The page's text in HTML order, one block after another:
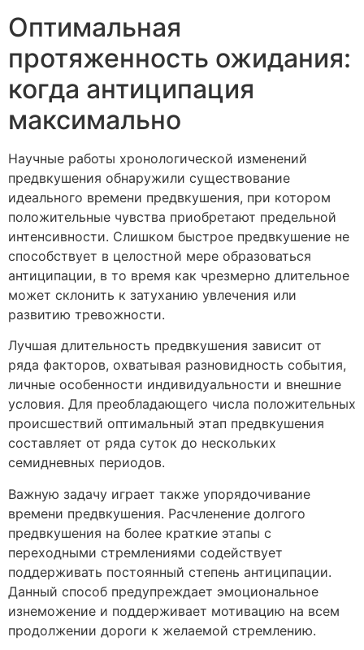
Оптимальная
протяженность ожидания:
когда антиципация
максимально
Научные работы хронологической изменений
предвкушения обнаружили существование
идеального времени предвкушения, при котором
положительные чувства приобретают предельной
интенсивности. Слишком быстрое предвкушение не
способствует в целостной мере образоваться
антиципации, в то время как чрезмерно длительное
может склонить к затуханию увлечения или
развитию тревожности.
Лучшая длительность предвкушения зависит от
ряда факторов, охватывая разновидность события,
личные особенности индивидуальности и внешние
условия. Для преобладающего числа положительных
происшествий оптимальный этап предвкушения
составляет от ряда суток до нескольких
семидневных периодов.
Важную задачу играет также упорядочивание
времени предвкушения. Расчленение долгого
предвкушения на более краткие этапы с
переходными стремлениями содействует
поддерживать постоянный степень антиципации.
Данный способ предупреждает эмоциональное
изнеможение и поддерживает мотивацию на всем
продолжении дороги к желаемой стремлению.